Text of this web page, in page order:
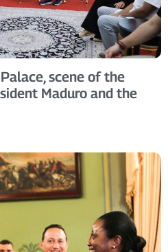
scene of the
Maduro and the